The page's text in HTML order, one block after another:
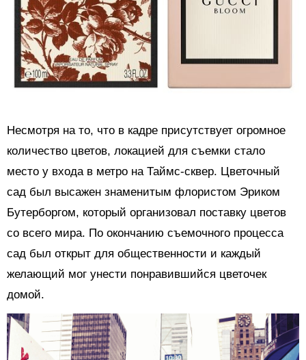
Несмотря на то, что в кадре присутствует огромное
количество цветов, локацией для съемки стало
место у входа в метро на Таймс-сквер. Цветочный
сад был высажен знаменитым флористом Эриком
Бутерборгом, который организовал поставку цветов
со всего мира. По окончанию съемочного процесса
сад был открыт для общественности и каждый
желающий мог унести понравившийся цветочек
домой.